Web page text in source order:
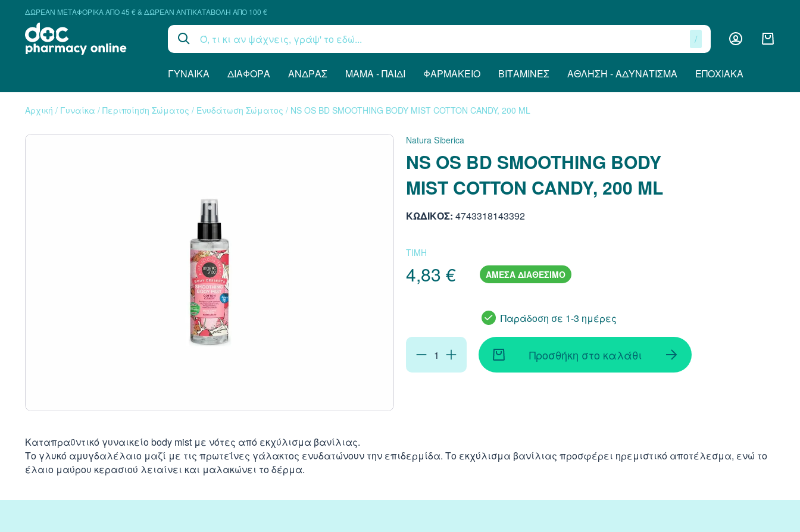
ΔΩΡΕΑΝ ΜΕΤΑΦΟΡΙΚΑ ΑΠΟ 45 € & ΔΩΡΕΑΝ ΑΝΤΙΚΑΤΑΒΟΛΗ ΑΠΟ 100 €
/
ΓΥΝΑΊΚΑ ΔΙΆΦΟΡΑ ΆΝΔΡΑΣ ΜΑΜΆ - ΠΑΙΔΊ ΦΑΡΜΑΚΕΊΟ ΒΙΤΑΜΊΝΕΣ ΆΘΛΗΣΗ - ΑΔΥΝΆΤΙΣΜΑ ΕΠΟΧΙΑΚΆ
Αρχική / Γυναίκα / Περιποίηση Σώματος / Ενυδάτωση Σώματος / NS OS BD SMOOTHING BODY MIST COTTON CANDY, 200 ML
Natura Siberica
NS OS BD SMOOTHING BODY
MIST COTTON CANDY, 200 ML
ΚΩΔΙΚΟΣ: 4743318143392
ΤΙΜΗ
4,83 € ΑΜΕΣΑ ΔΙΑΘΕΣΙΜΟ
Παράδοση σε 1-3 ημέρες
Προσθήκη στο καλάθι
Καταπραϋντικό γυναικείο body mist με νότες από εκχύλισμα βανίλιας.
Το γλυκό αμυγδαλέλαιο μαζί με τις πρωτεΐνες γάλακτος ενυδατώνουν την επιδερμίδα. Το εκχύλισμα βανίλιας προσφέρει ηρεμιστικό αποτέλεσμα, ενώ το
έλαιο μαύρου κερασιού λειαίνει και μαλακώνει το δέρμα.